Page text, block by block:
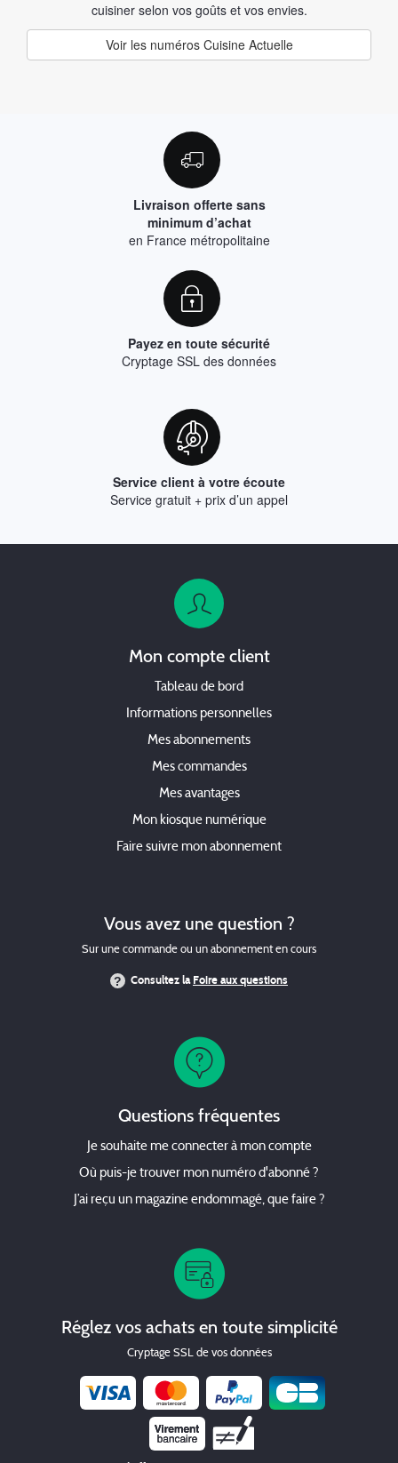
cuisiner selon vos goûts et vos envies.
Voir les numéros Cuisine Actuelle
Livraison offerte sans
minimum d’achat
en France métropolitaine
Payez en toute sécurité
Cryptage SSL des données
Service client à votre écoute
Service gratuit + prix d’un appel
Mon compte client
Tableau de bord
Informations personnelles
Mes abonnements
Mes commandes
Mes avantages
Mon kiosque numérique
Faire suivre mon abonnement
Vous avez une question ?
Sur une commande ou un abonnement en cours
Consultez laFoire aux questions
Questions fréquentes
Je souhaite me connecter à mon compte
Où puis-je trouver mon numéro d'abonné ?
J’ai reçu un magazine endommagé, que faire ?
Réglez vos achats en toute simplicité
Cryptage SSL de vos données
Chèque